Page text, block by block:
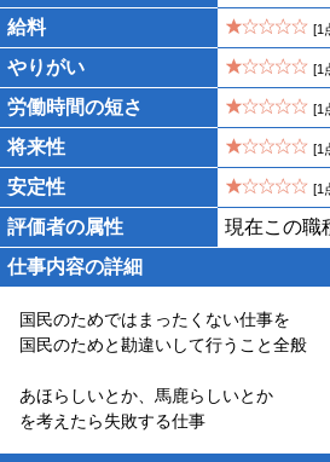
給料
[1
やりがい [1
労働時間の短さ [1
将来性 [1
安定性 [1
評価者の属性
現在この職
仕事内容の詳細
国民のためではまったくない仕事を
国民のためと勘違いして行うこと全般
あほらしいとか、馬鹿らしいとか
を考えたら失敗する仕事